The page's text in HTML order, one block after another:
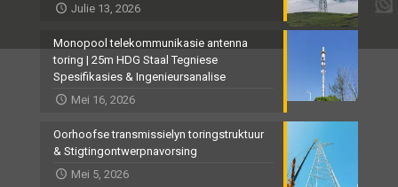
Julie 13, 2026
Monopool telekommunikasie antenna
toring | 25m HDG Staal Tegniese
Spesifikasies & Ingenieursanalise
Mei 16, 2026
Oorhoofse transmissielyn toringstruktuur
& Stigtingontwerpnavorsing
Mei 5, 2026